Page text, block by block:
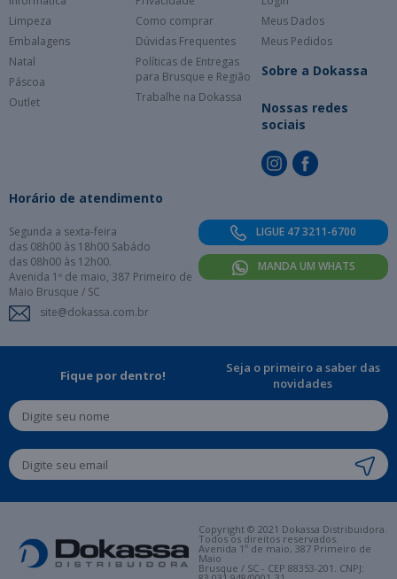
Limpeza
Embalagens
Natal
Páscoa
Outlet
Como comprar
Dúvidas Frequentes
Políticas de Entregas
para Brusque e Região
Trabalhe na Dokassa
Meus Dados
Meus Pedidos
Sobre a Dokassa
Nossas redes
sociais
Horário de atendimento
Segunda a sexta-feira
das 08h00 às 18h00 Sabádo
das 08h00 às 12h00.
Avenida 1º de maio, 387 Primeiro de
Maio Brusque / SC
site@dokassa.com.br
LIGUE 47 3211-6700
MANDA UM WHATS
Fique por dentro!
Seja o primeiro a saber das
novidades
Copyright © 2021 Dokassa Distribuidora.
Todos os direitos reservados.
Avenida 1º de maio, 387 Primeiro de
Maio
Brusque / SC - CEP 88353-201. CNPJ: